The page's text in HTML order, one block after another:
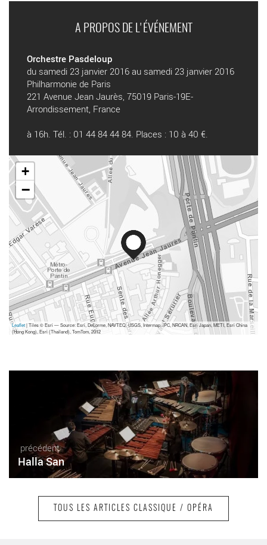
A PROPOS DE L'ÉVÉNEMENT
Orchestre Pasdeloup
du samedi 23 janvier 2016 au samedi 23 janvier 2016
Philharmonie de Paris
221 Avenue Jean Jaurès, 75019 Paris-19E-
Arrondissement, France
à 16h. Tél. : 01 44 84 44 84. Places : 10 à 40 €.
+
−
Leaflet| Tiles © Esri — Source: Esri, DeLorme, NAVTEQ, USGS, Intermap, iPC, NRCAN, Esri Japan, METI, Esri China
(Hong Kong), Esri (Thailand), TomTom, 2012
précédent
Halla San
TOUS LES ARTICLES CLASSIQUE / OPÉRA